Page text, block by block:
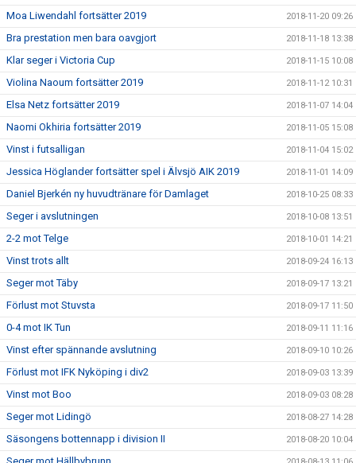
Moa Liwendahl fortsätter 2019 2018-11-20 09:26
Bra prestation men bara oavgjort 2018-11-18 13:38
Klar seger i Victoria Cup 2018-11-15 10:08
Violina Naoum fortsätter 2019 2018-11-12 10:31
Elsa Netz fortsätter 2019 2018-11-07 14:04
Naomi Okhiria fortsätter 2019 2018-11-05 15:08
Vinst i futsalligan 2018-11-04 15:02
Jessica Höglander fortsätter spel i Älvsjö AIK 2019 2018-11-01 14:09
Daniel Bjerkén ny huvudtränare för Damlaget 2018-10-25 08:33
Seger i avslutningen 2018-10-08 13:51
2-2 mot Telge 2018-10-01 14:21
Vinst trots allt 2018-09-24 16:13
Seger mot Täby 2018-09-17 13:21
Förlust mot Stuvsta 2018-09-17 11:50
0-4 mot IK Tun 2018-09-11 11:16
Vinst efter spännande avslutning 2018-09-10 10:26
Förlust mot IFK Nyköping i div2 2018-09-03 13:39
Vinst mot Boo 2018-09-03 08:28
Seger mot Lidingö 2018-08-27 14:28
Säsongens bottennapp i division II 2018-08-20 10:04